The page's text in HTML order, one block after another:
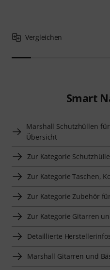
Vergleichen
Smart
Marshall Schutzhüllen
Übersicht
Zur Kategorie
Zur Kategorie Taschen,
Zur Kategorie Zubehör
Zur Kategorie Gitarren
Detaillierte
Marshall Gitarren und